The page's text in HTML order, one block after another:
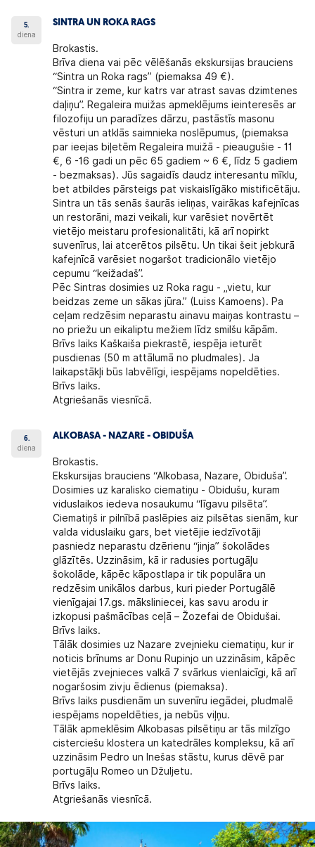
5.
diena
SINTRA UN ROKA RAGS
Brokastis.
Brīva diena vai pēc vēlēšanāsekskursijas brauciens
“Sintra un Roka rags” (piemaksa 49 €).
“Sintra ir zeme, kur katrs var atrast savas dzimtenes
daļiņu”. Regaleira muižas apmeklējums ieinteresēs ar
filozofiju un paradīzes dārzu, pastāstīs masonu
vēsturi un atklās saimnieka noslēpumus, (piemaksa
par ieejas biļetēm Regaleira muižā - pieaugušie - 11
€, 6 -16 gadi un pēc 65 gadiem ~ 6 €, līdz 5 gadiem
- bezmaksas). Jūs sagaidīs daudz interesantu mīklu,
bet atbildes pārsteigs pat viskaislīgāko mistificētāju.
Sintra un tās senās šaurās ieliņas, vairākas kafejnīcas
un restorāni, mazi veikali, kur varēsiet novērtēt
vietējo meistaru profesionalitāti, kā arī nopirkt
suvenīrus, lai atcerētos pilsētu. Un tikai šeit jebkurā
kafejnīcā varēsiet nogaršot tradicionālo vietējo
cepumu “keižadaš”.
Pēc Sintras dosimies uz Roka ragu - „vietu, kur
beidzas zeme un sākas jūra.” (Luiss Kamoens). Pa
ceļam redzēsim neparastu ainavu maiņas kontrastu –
no priežu un eikaliptu mežiem līdz smilšu kāpām.
Brīvs laiks Kaškaiša piekrastē, iespēja ieturēt
pusdienas (50 m attālumā no pludmales). Ja
laikapstākļi būs labvēlīgi, iespējams nopeldēties.
Brīvs laiks.
Atgriešanās viesnīcā.
6.
diena
ALKOBASA - NAZARE - OBIDUŠA
Brokastis.
Ekskursijas brauciens “Alkobasa, Nazare, Obiduša”.
Dosimies uz karalisko ciematiņu - Obidušu, kuram
viduslaikos iedeva nosaukumu “līgavu pilsēta”.
Ciematiņš ir pilnībā paslēpies aiz pilsētas sienām, kur
valda viduslaiku gars, bet vietējie iedzīvotāji
pasniedz neparastu dzērienu “jinja” šokolādes
glāzītēs. Uzzināsim, kā ir radusies portugāļu
šokolāde, kāpēc kāpostlapa ir tik populāra un
redzēsim unikālos darbus, kuri pieder Portugālē
vienīgajai 17.gs. māksliniecei, kas savu arodu ir
izkopusi pašmācības ceļā – Žozefai de Obidušai.
Brīvs laiks.
Tālāk dosimies uz Nazare zvejnieku ciematiņu, kur ir
noticis brīnums ar Donu Rupinjo un uzzināsim, kāpēc
vietējās zvejnieces valkā 7 svārkus vienlaicīgi, kā arī
nogaršosim zivju ēdienus (piemaksa).
Brīvs laiks pusdienām un suvenīru iegādei, pludmalē
iespējams nopeldēties, ja nebūs viļņu.
Tālāk apmeklēsim Alkobasas pilsētiņu ar tās milzīgo
cisterciešu klostera un katedrāles kompleksu, kā arī
uzzināsim Pedro un Inešas stāstu, kurus dēvē par
portugāļu Romeo un Džuljetu.
Brīvs laiks.
Atgriešanās viesnīcā.